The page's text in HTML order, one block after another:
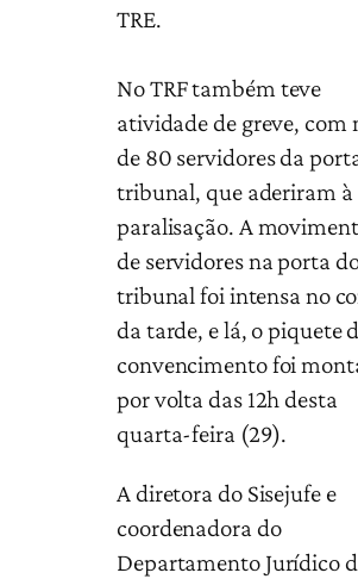
TRE.
No TRF também teve
atividade de greve, com
de 80 servidores da
tribunal, que aderiram à
paralisação. A
de servidores na porta
tribunal foi intensa no
da tarde, e lá, o piquete
convencimento foi
por volta das 12h desta
quarta-feira (29).
A diretora do Sisejufe e
coordenadora do
Departamento Jurídico